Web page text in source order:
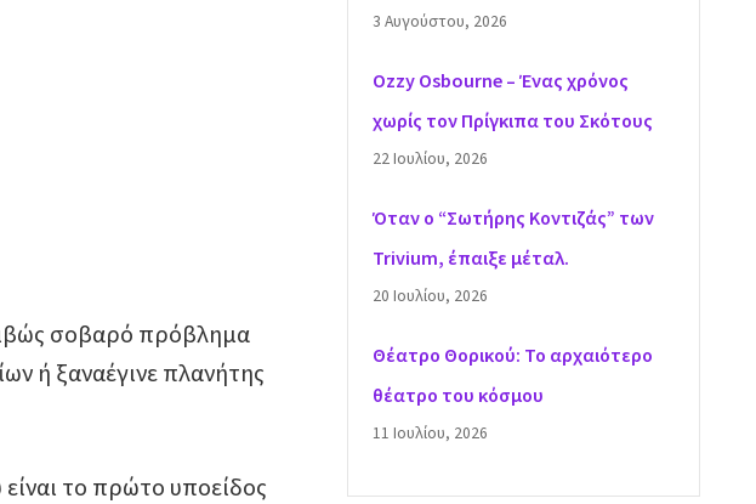
σοβαρό πρόβλημα
ή ξαναέγινε πλανήτης
το πρώτο υποείδος
3 Αυγούστου, 2026
Ozzy Osbourne – Ένας χρόνος
χωρίς τον Πρίγκιπα του Σκότους
22 Ιουλίου, 2026
Όταν ο “Σωτήρης Κοντιζάς” των
Trivium, έπαιξε μέταλ.
20 Ιουλίου, 2026
Θέατρο Θορικού: Το αρχαιότερο
θέατρο του κόσμου
11 Ιουλίου, 2026